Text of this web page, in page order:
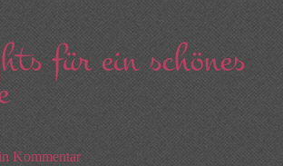
für ein schönes
Kommentar